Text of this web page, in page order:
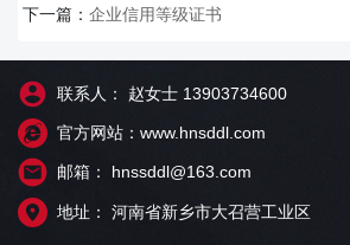
下一篇： 企业信用等级证书
联系人： 赵女士 13903734600
官方网站：www.hnsddl.com
邮箱： hnssddl@163.com
地址： 河南省新乡市大召营工业区